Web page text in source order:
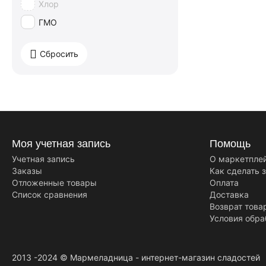
Carletti
Cemoi
Delaviuda
FELETTI
Ferrero
Хлор
ГМО
Сбросить
Моя учетная запись
Учетная запись
Заказы
Отложенные товары
Список сравнения
Помощь
О
Как сделать
Оплата
Доставка
Возврат
Условия
2013 -2024 © Мармеладница - интернет-магазин сладостей